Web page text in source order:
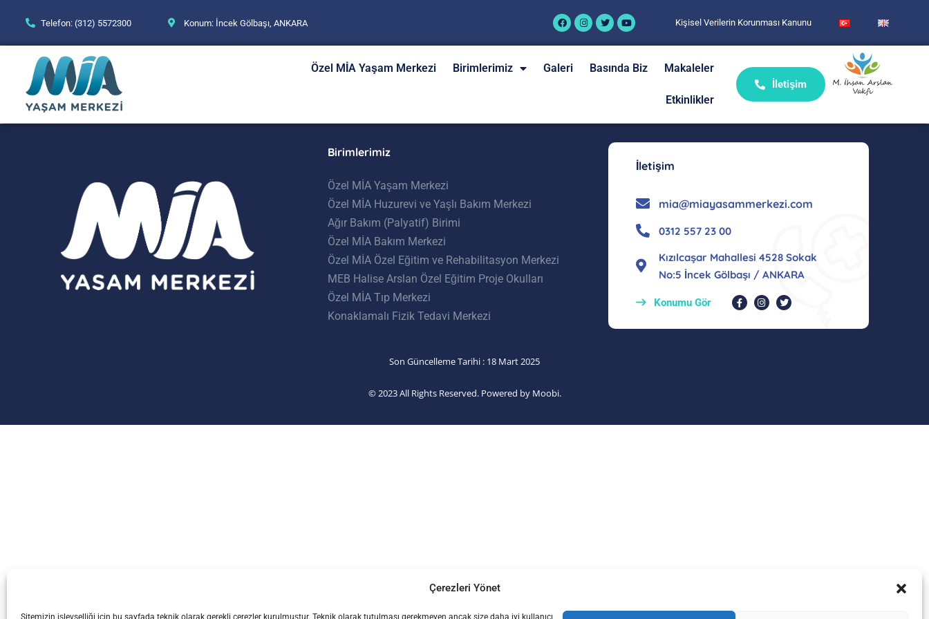
Çerezleri Yönet
Sitemizin işlevselliği için bu sayfada teknik olarak gerekli çerezler kurulmuştur. Teknik olarak tutulması gerekmeyen ancak size daha iyi kullanıcı
Telefon: (312) 5572300 Konum: İncek Gölbaşı, ANKARA Kişisel Verilerin Korunması Kanunu
Özel MİA Yaşam Merkezi Birimlerimiz Galeri Basında Biz Makaleler
Etkinlikler
İletişim
Birimlerimiz
Özel MİA Yaşam Merkezi
Özel MİA Huzurevi ve Yaşlı Bakım Merkezi
Ağır Bakım (Palyatif) Birimi
Özel MİA Bakım Merkezi
Özel MİA Özel Eğitim ve Rehabilitasyon Merkezi
MEB Halise Arslan Özel Eğitim Proje Okulları
Özel MİA Tıp Merkezi
Konaklamalı Fizik Tedavi Merkezi
İletişim
mia@miayasammerkezi.com
0312 557 23 00
Kızılcaşar Mahallesi 4528 Sokak
No:5 İncek Gölbaşı / ANKARA
Konumu Gör
Son Güncelleme Tarihi : 18 Mart 2025
© 2023 All Rights Reserved. Powered by Moobi.